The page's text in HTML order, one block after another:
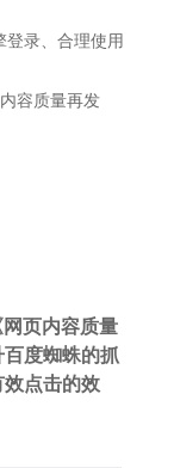
录、合理使用
容质量再发
页内容质量
度蜘蛛的抓
点击的效